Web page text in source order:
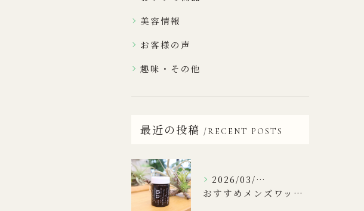
美容情報
お客様の声
趣味・その他
最近の投稿 RECENT POSTS
2026/03/31
おすすめメンズワックス！